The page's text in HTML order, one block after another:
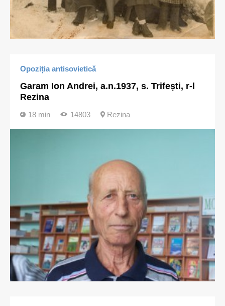
Opoziția antisovietică
Garam Ion Andrei, a.n.1937, s. Trifești, r-l
Rezina
18 min 14803 Rezina